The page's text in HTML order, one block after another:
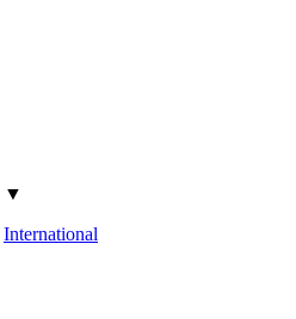
▼
International